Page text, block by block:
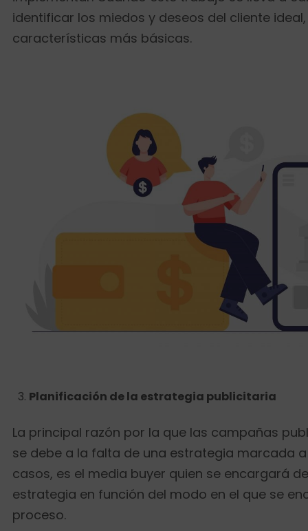
identificar los miedos y deseos del cliente
características más básicas.
Planificación de la estrategia publicitaria
La principal razón por la que las campañas
se debe a la falta de una estrategia marcada a
casos, es el media buyer quien se encargará
estrategia en función del modo en el que se
proceso.